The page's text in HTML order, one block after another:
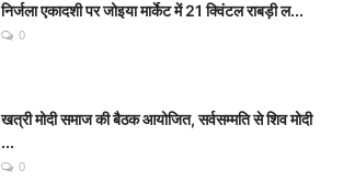
निर्जला एकादशी पर जोइया मार्केट में 21 क्विंटल राबड़ी ल...
0
खत्री मोदी समाज की बैठक आयोजित, सर्वसम्मति से शिव मोदी
...
0